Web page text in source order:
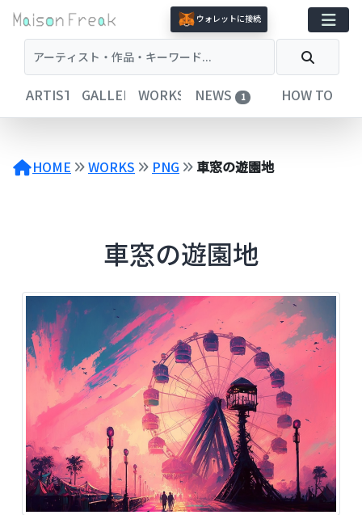
ウォレットに接続
ARTISTS GALLERIESWORKS NEWS 1 HOW TO
HOME WORKS PNG 車窓の遊園地
車窓の遊園地